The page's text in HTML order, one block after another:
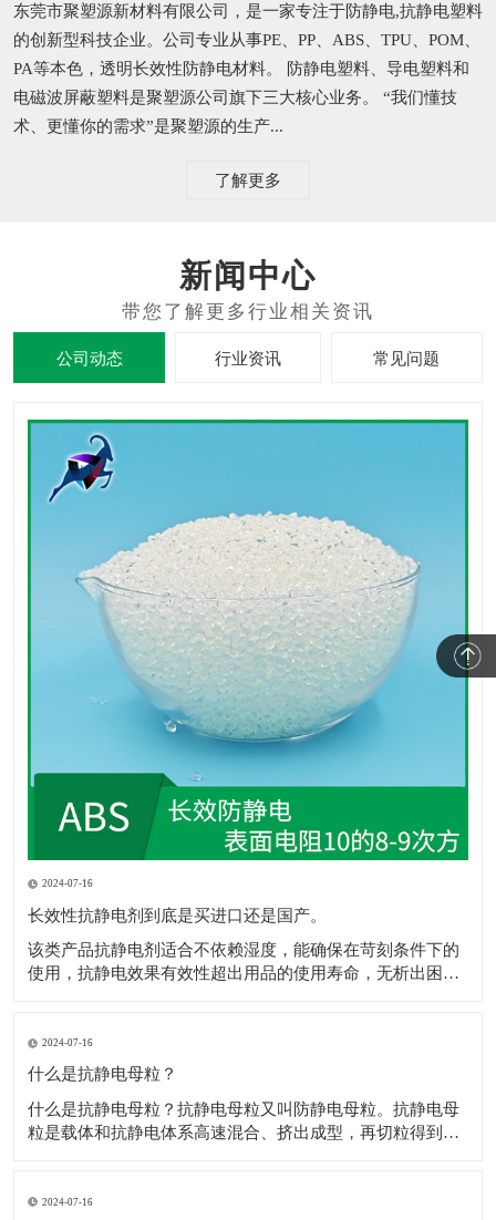
东莞市聚塑源新材料有限公司，是一家专注于防静电,抗静电塑料
的创新型科技企业。公司专业从事PE、PP、ABS、TPU、POM、
PA等本色，透明长效性防静电材料。 防静电塑料、导电塑料和
电磁波屏蔽塑料是聚塑源公司旗下三大核心业务。 “我们懂技
术、更懂你的需求”是聚塑源的生产...
了解更多
新闻中心
公司动态 行业资讯 常见问题
2024-07-16
长效性抗静电剂到底是买进口还是国产。
该类产品抗静电剂​适合不依赖湿度，能确保在苛刻条件下的
使用，抗静电效果有效性超出用品的使用寿命，无析出困
和树脂较好的层筋状啮合结构，抗静电剂​极佳的极性配伍。
2.电荷通过网状通道，
2024-07-16
什么是抗静电母粒？
什么是抗静电母粒？抗静电母粒又叫防静电母粒。抗静电母
粒是载体和抗静电体系高速混合、挤出成型，再切粒得到
表面电阻为1012Ω以上，防静电包装材料要求表面电阻为
2024-07-16